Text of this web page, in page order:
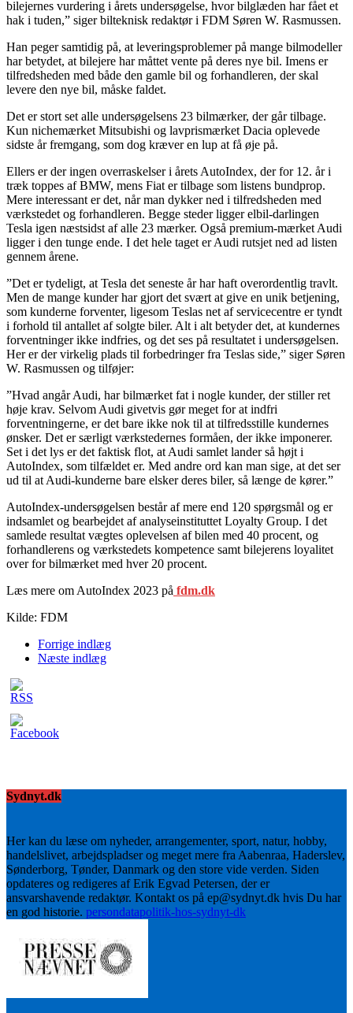
bilejernes vurdering i årets undersøgelse, hvor bilglæden har fået et
hak i tuden,” siger bilteknisk redaktør i FDM Søren W. Rasmussen.
Han peger samtidig på, at leveringsproblemer på mange bilmodeller
har betydet, at bilejere har måttet vente på deres nye bil. Imens er
tilfredsheden med både den gamle bil og forhandleren, der skal
levere den nye bil, måske faldet.
Det er stort set alle undersøgelsens 23 bilmærker, der går tilbage.
Kun nichemærket Mitsubishi og lavprismærket Dacia oplevede
sidste år fremgang, som dog kræver en lup at få øje på.
Ellers er der ingen overraskelser i årets AutoIndex, der for 12. år i
træk toppes af BMW, mens Fiat er tilbage som listens bundprop.
Mere interessant er det, når man dykker ned i tilfredsheden med
værkstedet og forhandleren. Begge steder ligger elbil-darlingen
Tesla igen næstsidst af alle 23 mærker. Også premium-mærket Audi
ligger i den tunge ende. I det hele taget er Audi rutsjet ned ad listen
gennem årene.
”Det er tydeligt, at Tesla det seneste år har haft overordentlig travlt.
Men de mange kunder har gjort det svært at give en unik betjening,
som kunderne forventer, ligesom Teslas net af servicecentre er tyndt
i forhold til antallet af solgte biler. Alt i alt betyder det, at kundernes
forventninger ikke indfries, og det ses på resultatet i undersøgelsen.
Her er der virkelig plads til forbedringer fra Teslas side,” siger Søren
W. Rasmussen og tilføjer:
”Hvad angår Audi, har bilmærket fat i nogle kunder, der stiller ret
høje krav. Selvom Audi givetvis gør meget for at indfri
forventningerne, er det bare ikke nok til at tilfredsstille kundernes
ønsker. Det er særligt værkstedernes formåen, der ikke imponerer.
Set i det lys er det faktisk flot, at Audi samlet lander så højt i
AutoIndex, som tilfældet er. Med andre ord kan man sige, at det ser
ud til at Audi-kunderne bare elsker deres biler, så længe de kører.”
AutoIndex-undersøgelsen består af mere end 120 spørgsmål og er
indsamlet og bearbejdet af analyseinstituttet Loyalty Group. I det
samlede resultat vægtes oplevelsen af bilen med 40 procent, og
forhandlerens og værkstedets kompetence samt bilejerens loyalitet
over for bilmærket med hver 20 procent.
Læs mere om AutoIndex 2023 på fdm.dk
Kilde: FDM
Forrige indlæg
Næste indlæg
Sydnyt.dk
Her kan du læse om nyheder, arrangementer, sport, natur, hobby,
handelslivet, arbejdspladser og meget mere fra Aabenraa, Haderslev,
Sønderborg, Tønder, Danmark og den store vide verden. Siden
opdateres og redigeres af Erik Egvad Petersen, der er
ansvarshavende redaktør. Kontakt os på ep@sydnyt.dk hvis Du har
en god historie. persondatapolitik-hos-sydnyt-dk